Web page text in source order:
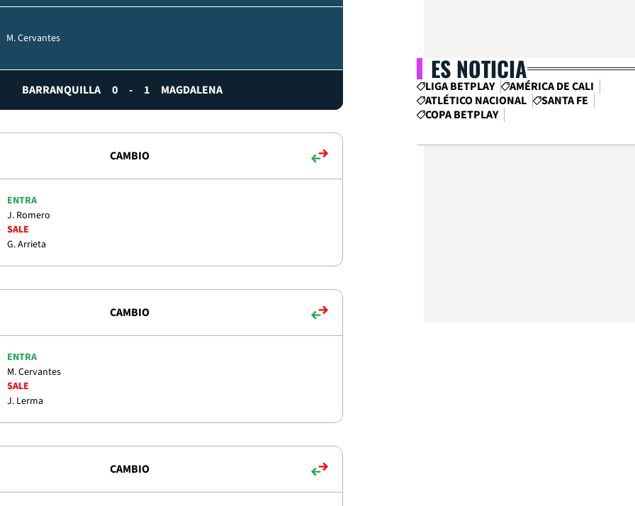
M. Cervantes
BARRANQUILLA 0 - 1 MAGDALENA
CAMBIO
ENTRA
J. Romero
SALE
G. Arrieta
CAMBIO
ENTRA
M. Cervantes
SALE
J. Lerma
CAMBIO
ES NOTICIA
LIGA BETPLAY
AMÉRICA DE CALI
ATLÉTICO NACIONAL
SANTA FE
COPA BETPLAY